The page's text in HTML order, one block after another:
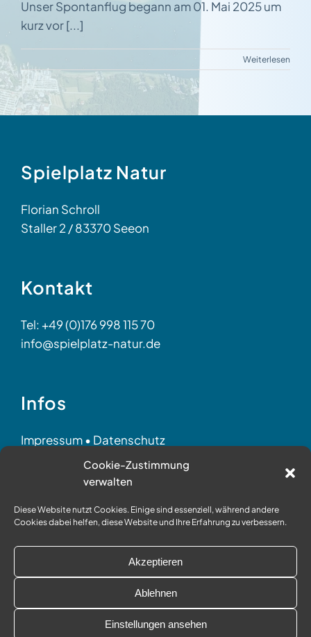
Cookie-Zustimmung
verwalten
Diese Website nutzt Cookies. Einige sind essenziell, während andere
Cookies dabei helfen, diese Website und Ihre Erfahrung zu verbessern.
Akzeptieren
Ablehnen
Einstellungen ansehen
Unser Spontanflug begann am 01. Mai 2025 um
kurz vor [...]
Weiterlesen
Spielplatz Natur
Florian Schroll
Staller 2 / 83370 Seeon
Kontakt
Tel: +49 (0)176 998 115 70
info@spielplatz-natur.de
Infos
Impressum• Datenschutz
Partner • © Held
Social Media